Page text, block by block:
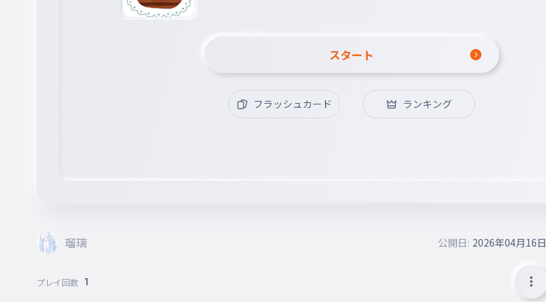
スタート
フラッシュカード ランキング
瑠璃 公開日: 2026年04月16日
プレイ回数 1